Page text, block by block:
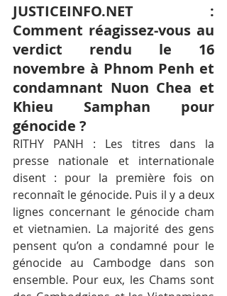
JUSTICEINFO.NET :
Comment réagissez-vous au
verdict rendu le 16
novembre à Phnom Penh et
condamnant Nuon Chea et
Khieu Samphan pour
génocide ?
RITHY PANH : Les titres dans la
presse nationale et internationale
disent : pour la première fois on
reconnaît le génocide. Puis il y a deux
lignes concernant le génocide cham
et vietnamien. La majorité des gens
pensent qu’on a condamné pour le
génocide au Cambodge dans son
ensemble. Pour eux, les Chams sont